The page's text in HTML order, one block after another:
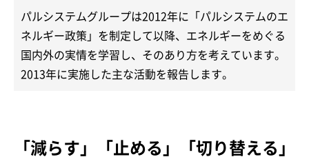
パルシステムグループは2012年に「パルシステムのエ
ネルギー政策」を制定して以降、エネルギーをめぐる
国内外の実情を学習し、そのあり方を考えています。
2013年に実施した主な活動を報告します。
「減らす」「止める」「切り替える」